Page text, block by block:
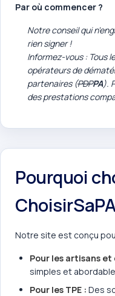
Par où commencer ?
Notre conseil qui
rien signer !
Informez-vous : Tous
opérateurs de
partenaires (PDPPA).
des prestations
Pourquoi
Notre site est conçu
Pour les artisans
simples et
Pour les TPE : Des